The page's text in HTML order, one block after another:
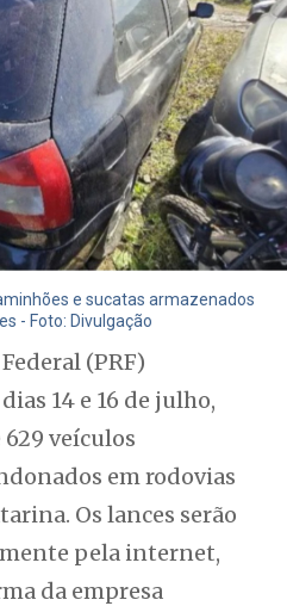
e sucatas armazenados
- Foto: Divulgação
(PRF)
14 e 16 de julho,
veículos
em rodovias
Os lances serão
pela internet,
da empresa